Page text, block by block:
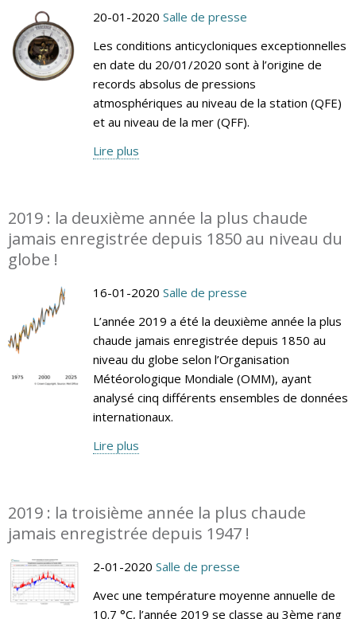
20-01-2020 Salle de presse
Les conditions anticycloniques exceptionnelles
en date du 20/01/2020 sont à l’origine de
records absolus de pressions
atmosphériques au niveau de la station (QFE)
et au niveau de la mer (QFF).
Lire plus
2019 : la deuxième année la plus chaude
jamais enregistrée depuis 1850 au niveau du
globe !
16-01-2020 Salle de presse
L’année 2019 a été la deuxième année la plus
chaude jamais enregistrée depuis 1850 au
niveau du globe selon l’Organisation
Météorologique Mondiale (OMM), ayant
analysé cinq différents ensembles de données
internationaux.
Lire plus
2019 : la troisième année la plus chaude
jamais enregistrée depuis 1947 !
2-01-2020 Salle de presse
Avec une température moyenne annuelle de
10.7 °C, l’année 2019 se classe au 3ème rang